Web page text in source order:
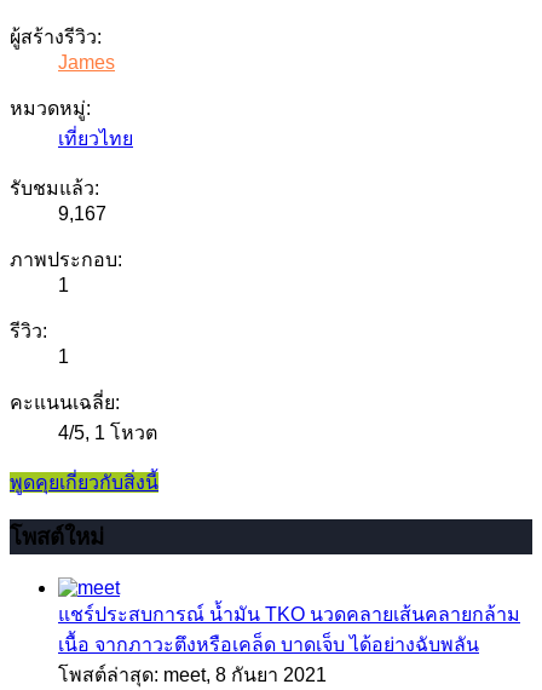
ผู้สร้างรีวิว:
James
หมวดหมู่:
เที่ยวไทย
รับชมแล้ว:
9,167
ภาพประกอบ:
1
รีวิว:
1
คะแนนเฉลี่ย:
4/5, 1 โหวต
พูดคุยเกี่ยวกับสิ่งนี้
โพสต์ใหม่
แชร์ประสบการณ์ น้ำมัน TKO นวดคลายเส้นคลายกล้าม
เนื้อ จากภาวะตึงหรือเคล็ด บาดเจ็บ ได้อย่างฉับพลัน
โพสต์ล่าสุด: meet, 8 กันยา 2021